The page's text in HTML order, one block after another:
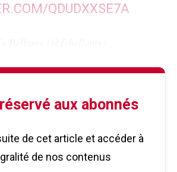
QDUDXXSE7A
aux abonnés
de cet article et accéder à
de nos contenus